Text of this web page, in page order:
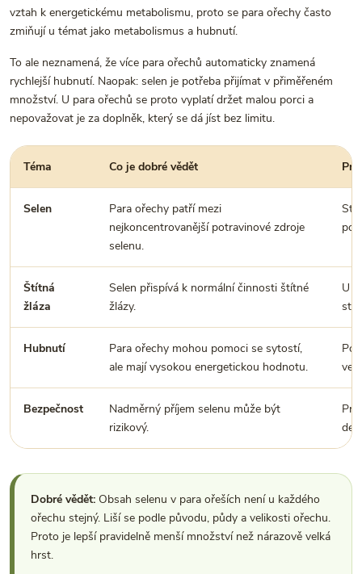
vztah k energetickému metabolismu, proto se para ořechy často
zmiňují u témat jako metabolismus a hubnutí.
To ale neznamená, že více para ořechů automaticky znamená
rychlejší hubnutí. Naopak: selen je potřeba přijímat v přiměřeném
množství. U para ořechů se proto vyplatí držet malou porci a
nepovažovat je za doplněk, který se dá jíst bez limitu.
Téma Co je dobré vědět
Selen
Para ořechy patří mezi
nejkoncentrovanější potravinové zdroje
selenu.
Štítná
žláza
Selen přispívá k normální činnosti štítné
žlázy.
U
Hubnutí
Para ořechy mohou pomoci se sytostí,
ale mají vysokou energetickou hodnotu.
Bezpečnost
Nadměrný příjem selenu může být
rizikový.
Dobré vědět: Obsah selenu v para ořeších není u každého
ořechu stejný. Liší se podle původu, půdy a velikosti ořechu.
Proto je lepší pravidelně menší množství než nárazově velká
hrst.